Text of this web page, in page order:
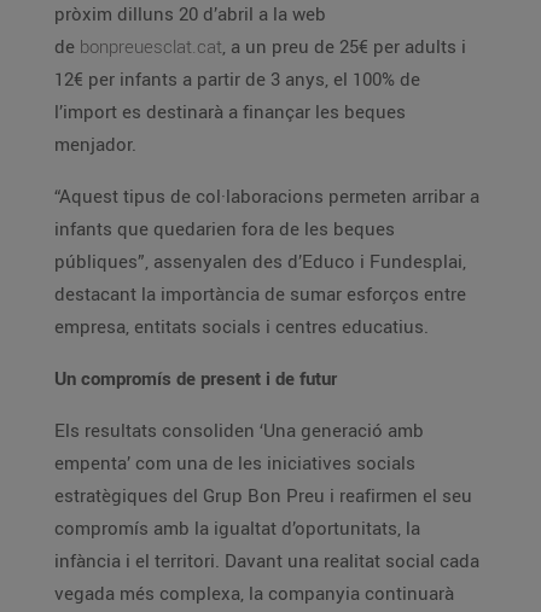
pròxim dilluns 20 d’abril a la web
de bonpreuesclat.cat, a un preu de 25€ per adults i
12€ per infants a partir de 3 anys, el 100% de
l’import es destinarà a finançar les beques
menjador.
“Aquest tipus de col·laboracions permeten arribar a
infants que quedarien fora de les beques
públiques”, assenyalen des d’Educo i Fundesplai,
destacant la importància de sumar esforços entre
empresa, entitats socials i centres educatius.
Un compromís de present i de futur
Els resultats consoliden ‘Una generació amb
empenta’ com una de les iniciatives socials
estratègiques del Grup Bon Preu i reafirmen el seu
compromís amb la igualtat d’oportunitats, la
infància i el territori. Davant una realitat social cada
vegada més complexa, la companyia continuarà